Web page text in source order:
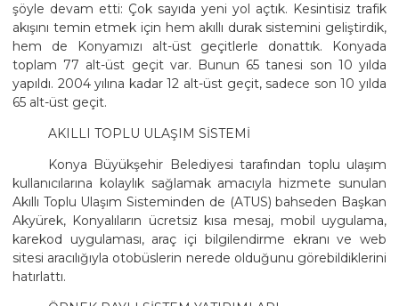
şöyle devam etti: Çok sayıda yeni yol açtık. Kesintisiz trafik
akışını temin etmek için hem akıllı durak sistemini geliştirdik,
hem de Konyamızı alt-üst geçitlerle donattık. Konyada
toplam 77 alt-üst geçit var. Bunun 65 tanesi son 10 yılda
yapıldı. 2004 yılına kadar 12 alt-üst geçit, sadece son 10 yılda
65 alt-üst geçit.
AKILLI TOPLU ULAŞIM SİSTEMİ
Konya Büyükşehir Belediyesi tarafından toplu ulaşım
kullanıcılarına kolaylık sağlamak amacıyla hizmete sunulan
Akıllı Toplu Ulaşım Sisteminden de (ATUS) bahseden Başkan
Akyürek, Konyalıların ücretsiz kısa mesaj, mobil uygulama,
karekod uygulaması, araç içi bilgilendirme ekranı ve web
sitesi aracılığıyla otobüslerin nerede olduğunu görebildiklerini
hatırlattı.